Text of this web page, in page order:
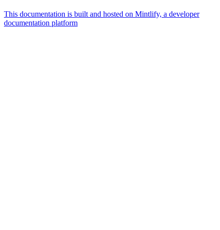
This documentation is built and hosted on Mintlify, a developer
documentation platform